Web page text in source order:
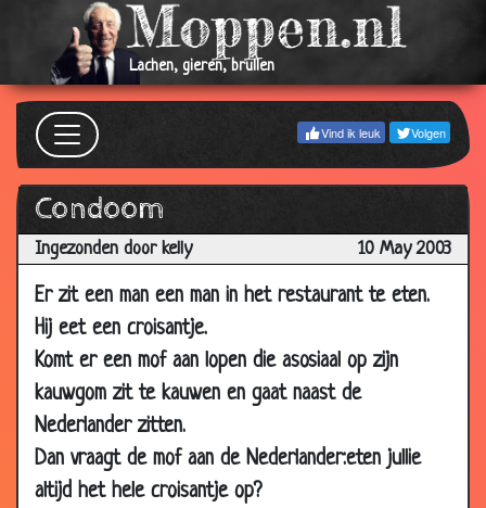
Lachen, gieren, brullen
Vind ik leuk Volgen
Condoom
Ingezonden door kelly 10 May 2003
Er zit een man een man in het restaurant te eten.
Hij eet een croisantje.
Komt er een mof aan lopen die asosiaal op zijn
kauwgom zit te kauwen en gaat naast de
Nederlander zitten.
Dan vraagt de mof aan de Nederlander:eten jullie
altijd het hele croisantje op?
10 Nov
2004
Bejaarden
19 May
2004
2004
02 Feb
2004
Jantje en de juf 3.13
24 Jan
2004
Maggie erin? 3.70
07 Jan
2004
Vals geld
22 Nov
2003
Betaling
22 Oct
Vingerplant